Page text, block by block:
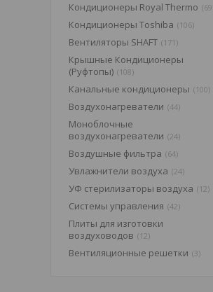
Кондиционеры Royal Thermo 69
Кондиционеры Toshiba 106
Вентиляторы SHAFT 171
Крышные Кондиционеры
(Pуфтопы)
108
Канальные кондиционеры 100
Воздухонагреватели 44
Моноблочные
воздухонагреватели 24
Воздушные фильтра 64
Увлажнители воздуха 24
УФ стерилизаторы воздуха 12
Системы управления 42
Плиты для изготовки
воздуховодов
12
Вентиляционные решетки 3